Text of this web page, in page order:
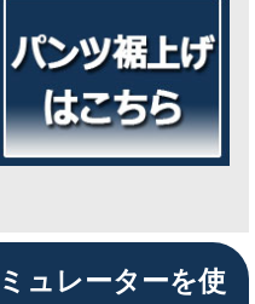
ュレーターを使